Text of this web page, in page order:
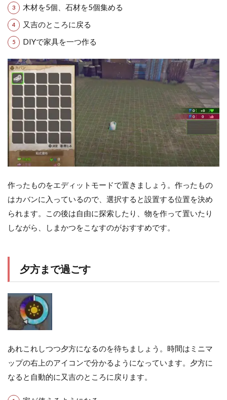
木材を5個、石材を5個集める
又吉のところに戻る
DIYで家具を一つ作る
作ったものをエディットモードで置きましょう。作ったもの
はカバンに入っているので、選択すると設置する位置を決め
られます。この後は自由に探索したり、物を作って置いたり
しながら、しまかつをこなすのがおすすめです。
夕方まで過ごす
あれこれしつつ夕方になるのを待ちましょう。時間はミニマ
ップの右上のアイコンで分かるようになっています。夕方に
なると自動的に又吉のところに戻ります。